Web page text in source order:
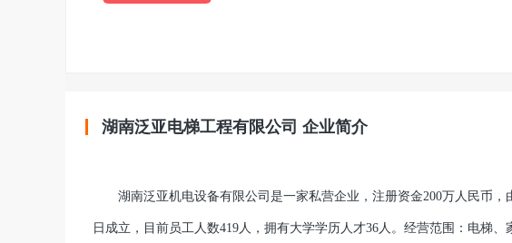
湖南泛亚电梯工程有限公司 企业简介
湖南泛亚机电设备有限公司是一家私营企业，注册资金200万人民币，
日成立，目前员工人数419人，拥有大学学历人才36人。经营范围：电梯